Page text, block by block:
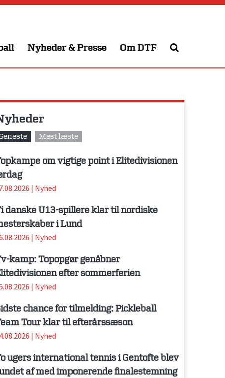
Nyheder & Presse Om DTF
Mest læste
om vigtige point i Elitedivisionen
| Nyhed
danske U13-spillere klar til nordiske
i Lund
| Nyhed
kamp: Topopgør genåbner
efter sommerferien
| Nyhed
chance for tilmelding: Pickleball
Tour klar til efterårssæson
| Nyhed
ugers international tennis i Gentofte blev
af med imponerende finalestemning